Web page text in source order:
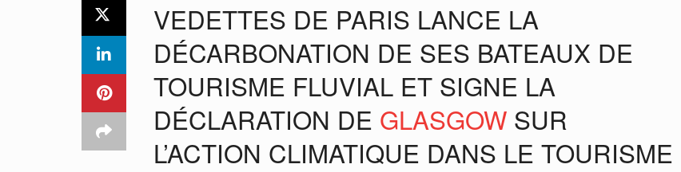
VEDETTES DE PARIS LANCE LA
DÉCARBONATION DE SES BATEAUX DE
TOURISME FLUVIAL ET SIGNE LA
DÉCLARATION DE GLASGOW SUR
L’ACTION CLIMATIQUE DANS LE TOURISME